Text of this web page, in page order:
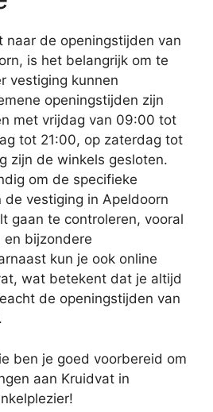
naar de openingstijden van
is het belangrijk om te
vestiging kunnen
openingstijden zijn
met vrijdag van 09:00 tot
tot 21:00, op zaterdag tot
zijn de winkels gesloten.
om de specifieke
de vestiging in Apeldoorn
gaan te controleren, vooral
bijzondere
kun je ook online
wat betekent dat je altijd
de openingstijden van
ben je goed voorbereid om
aan Kruidvat in